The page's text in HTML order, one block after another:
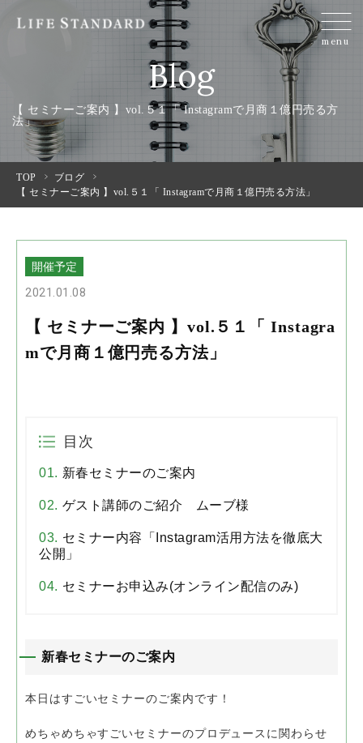
menu
Blog
【 セミナーご案内 】vol.５１「 Instagramで月商１億円売る方
法」
TOP
ブログ
【 セミナーご案内 】vol.５１「 Instagramで月商１億円売る方法」
開催予定
2021.01.08
【 セミナーご案内 】vol.５１「 Instagra
mで月商１億円売る方法」
目次
新春セミナーのご案内
ゲスト講師のご紹介 ムーブ様
セミナー内容「Instagram活用方法を徹底大
公開」
セミナーお申込み(オンライン配信のみ)
新春セミナーのご案内
本日はすごいセミナーのご案内です！
めちゃめちゃすごいセミナーのプロデュースに関わらせ